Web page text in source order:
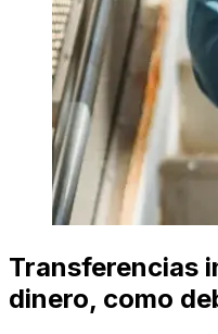
Transferencias
dinero, como